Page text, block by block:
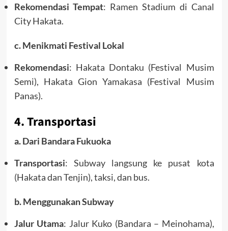
Rekomendasi Tempat: Ramen Stadium di Canal
City Hakata.
c. Menikmati Festival Lokal
Rekomendasi: Hakata Dontaku (Festival Musim
Semi), Hakata Gion Yamakasa (Festival Musim
Panas).
4. Transportasi
a. Dari Bandara Fukuoka
Transportasi: Subway langsung ke pusat kota
(Hakata dan Tenjin), taksi, dan bus.
b. Menggunakan Subway
Jalur Utama: Jalur Kuko (Bandara – Meinohama),